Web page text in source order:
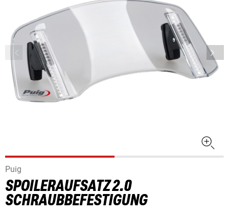
Puig
SPOILERAUFSATZ 2.0
SCHRAUBBEFESTIGUNG